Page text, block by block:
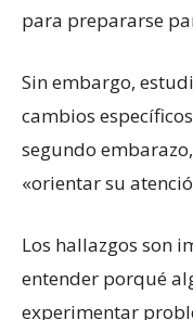
para prepararse
Sin embargo,
cambios
segundo
«orientar su
Los hallazgos son
entender porqué
experimentar